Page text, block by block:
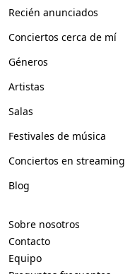
Recién anunciados
Conciertos cerca de mí
Géneros
Artistas
Salas
Festivales de música
Conciertos en streaming
Blog
Sobre nosotros
Contacto
Equipo